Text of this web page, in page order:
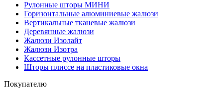
Рулонные шторы МИНИ
Горизонтальные алюминиевые жалюзи
Вертикальные тканевые жалюзи
Деревянные жалюзи
Жалюзи Изолайт
Жалюзи Изотра
Кассетные рулонные шторы
Шторы плиссе на пластиковые окна
Покупателю